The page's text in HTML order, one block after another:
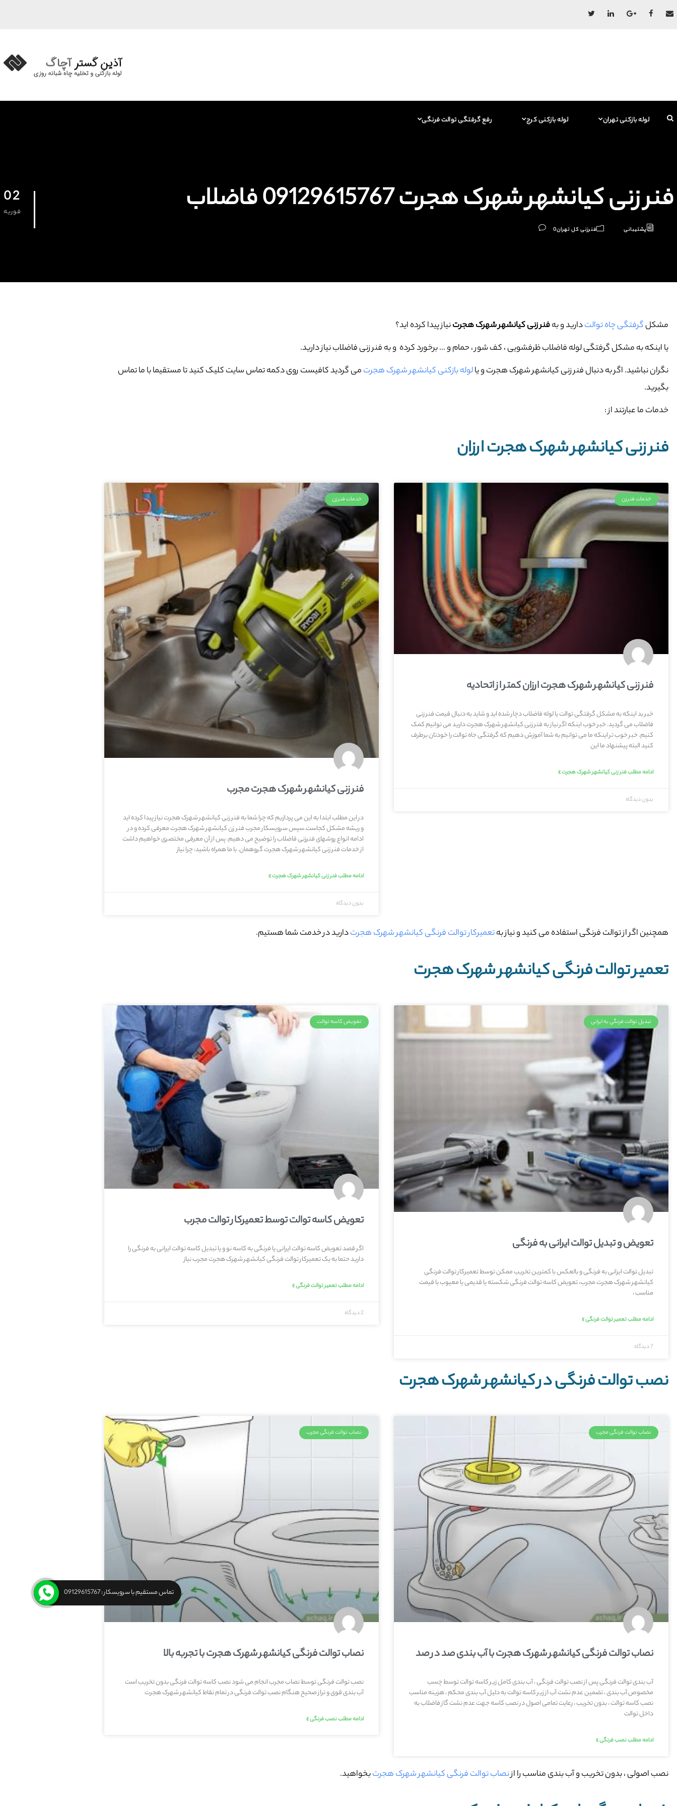
رفع گرفتگی توالت فرنگی لوله بازکنی کرج لوله بازکنی تهران
02
فوریه فنر زنی کیانشهر شهرک هجرت 09129615767 فاضلاب
پشتیبانی فنرزنی کل تهران0
مشکلگرفتگی چاه توالتدارید و بهفنر زنی کیانشهر شهرک هجرتنیاز پیدا کرده اید؟
یا اینکه به مشکل گرفتگی لوله فاضلاب ظرفشویی ، کف شور ، حمام و … برخورد کرده و به فنر زنی فاضلاب نیاز دارید.
نگران نباشید. اگر به دنبال فنر زنی کیانشهر شهرک هجرت و یالوله بازکنی کیانشهر شهرک هجرتمی گردید کافیست روی دکمه تماس سایت کلیک کنید تا مستقیما با ما تماس
بگیرید.
خدمات ما عبارتند از :
فنر زنی کیانشهر شهرک هجرت ارزان
خدمات فنرزن
فنر زنی کیانشهر شهرک هجرت ارزان کمتر از اتحادیه
خبر بد اینکه به مشکل گرفتگی توالت یا لوله فاضلاب دچار شده اید و شاید به دنبال قیمت فنر زنی
فاضلاب می گردید. خبر خوب اینکه اگر نیاز به فنر زنی کیانشهر شهرک هجرت دارید می توانیم کمک
کنیم. خبر خوب تر اینکه ما می توانیم به شما آموزش دهیم که گرفتگی جاه توالت را خودتان برطرف
کنید البته پیشنهاد ما این
ادامه مطلب فنر زنی کیانشهر شهرک هجرت »
بدون دیدگاه
خدمات فنرزن
فنر زنی کیانشهر شهرک هجرت مجرب
در این مطلب ابتدا به این می پردازیم که چرا شما به فنر زنی کیانشهر شهرک هجرت نیاز پیدا کرده اید
و ریشه مشکل کجاست.سپس سرویسکار مجرب فنر زن کیانشهر شهرک هجرت معرفی کرده و در
ادامه انواع روشهای فنرزنی فاضلاب را توضیح می دهیم. پس از آن معرفی مختصری خواهیم داشت
از خدمات فنر زنی کیانشهر شهرک هجرت گروهمان. با ما همراه باشید: چرا نیاز
ادامه مطلب فنر زنی کیانشهر شهرک هجرت »
بدون دیدگاه
همچنین اگر از توالت فرنگی استفاده می کنید و نیاز بهتعمیرکار توالت فرنگی کیانشهر شهرک هجرتدارید در خدمت شما هستیم.
تعمیر توالت فرنگی کیانشهر شهرک هجرت
تبدیل توالت فرنگی به ایرانی
تعویض و تبدیل توالت ایرانی به فرنگی
تبدیل توالت ایرانی به فرنگی و بالعکس با کمترین تخریب ممکن توسط تعمیرکار توالت فرنگی
کیانشهر شهرک هجرت مجرب، تعویض کاسه توالت فرنگی شکسته یا قدیمی یا معیوب با قیمت
مناسب ،
ادامه مطلب تعمیر توالت فرنگی »
7 دیدگاه
تعویض کاسه توالت
تعویض کاسه توالت توسط تعمیرکار توالت مجرب
اگر قصد تعویض کاسه توالت ایرانی یا فرنگی به کاسه نو و یا تبدیل کاسه توالت ایرانی به فرنگی را
دارید حتما به یک تعمیرکار توالت فرنگی کیانشهر شهرک هجرت مجرب نیاز
ادامه مطلب تعمیر توالت فرنگی »
2 دیدگاه
نصب توالت فرنگی در کیانشهر شهرک هجرت
نصاب توالت فرنگی مجرب
نصاب توالت فرنگی کیانشهر شهرک هجرت با آب بندی صد در صد
آب بندی توالت فرنگی پس از نصب توالت فرنگی ، آب بندی کامل زیر کاسه توالت توسط چسب
مخصوص آب بندی ، تضمین عدم نشت آب از زیر کاسه توالت به دلیل آب بندی محکم ، هزینه مناسب
نصب کاسه توالت ، بدون تخریب ، رعایت تمامی اصول در نصب کاسه جهت عدم نشت گاز فاضلاب به
داخل توالت
ادامه مطلب نصب فرنگی »
نصاب توالت فرنگی مجرب
نصاب توالت فرنگی کیانشهر شهرک هجرت با تجربه بالا
نصب توالت فرنگی توسط نصاب مجرب انجام می شود نصب کاسه توالت فرنگی بدون تخریب است
آب بندی قوی و تراز صحیح هنگام نصب توالت فرنگی در تمام نقاط کیانشهر شهرک هجرت
ادامه مطلب نصب فرنگی »
نصب اصولی ، بدون تخریب و آب بندی مناسب را ازنصاب توالت فرنگی کیانشهر شهرک هجرتبخواهید.
تماس مستقیم با سرویسکار : 09129615767